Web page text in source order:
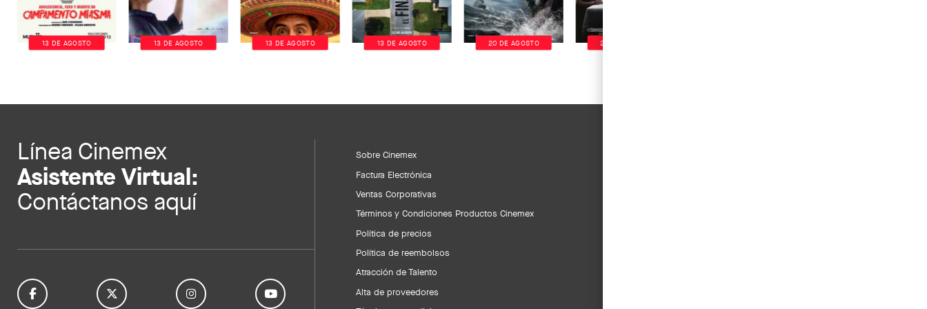
13 DE AGOSTO 13 DE AGOSTO 13 DE AGOSTO 13 DE AGOSTO 20 DE AGOSTO 20 DE AGOSTO
Línea Cinemex
Asistente Virtual:
Contáctanos aquí
Sobre Cinemex
Factura Electrónica
Ventas Corporativas
Términos y Condiciones Productos Cinemex
Política de precios
Política de reembolsos
Atracción de Talento
Alta de proveedores